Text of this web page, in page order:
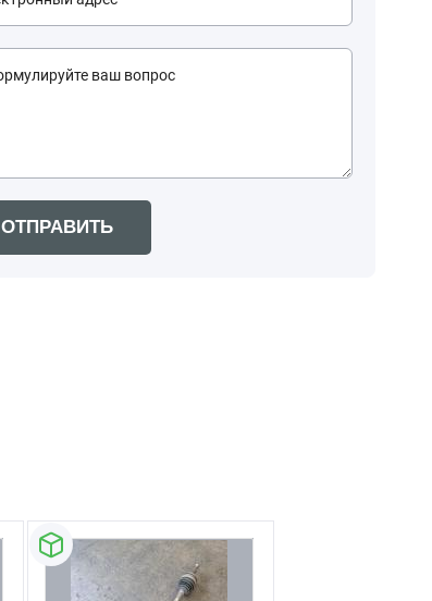
ОТПРАВИТЬ